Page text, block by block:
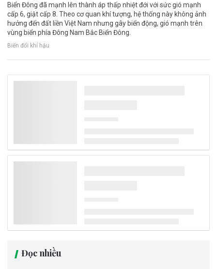
Biển Đông đã mạnh lên thành áp thấp nhiệt đới với sức gió mạnh
cấp 6, giật cấp 8. Theo cơ quan khí tượng, hệ thống này không ảnh
hưởng đến đất liền Việt Nam nhưng gây biển động, gió mạnh trên
vùng biển phía Đông Nam Bắc Biển Đông.
Biến đổi khí hậu
Thủ tướng Lê Minh Hưng làm Trưởng Ban
Bộ Chính trị quyết định phân công, kiện toàn Ban Chỉ đạo Trung